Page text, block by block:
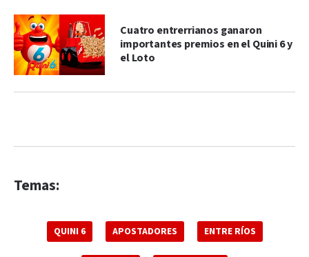
Cuatro entrerrianos ganaron
importantes premios en el Quini 6 y
el Loto
Temas:
QUINI 6 APOSTADORES ENTRE RÍOS